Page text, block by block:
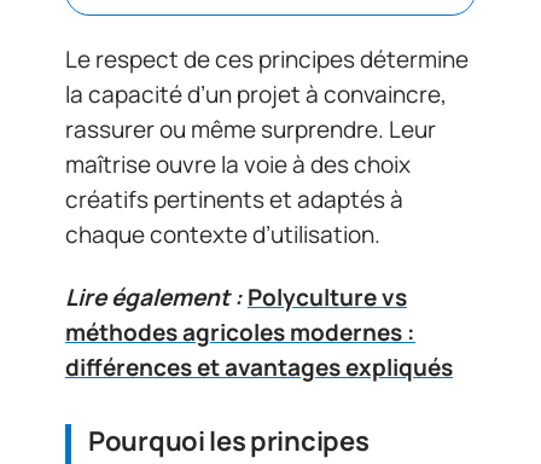
Le respect de ces principes détermine
la capacité d’un projet à convaincre,
rassurer ou même surprendre. Leur
maîtrise ouvre la voie à des choix
créatifs pertinents et adaptés à
chaque contexte d’utilisation.
Lire également :Polyculture vs
méthodes agricoles modernes :
différences et avantages expliqués
Pourquoi les principes